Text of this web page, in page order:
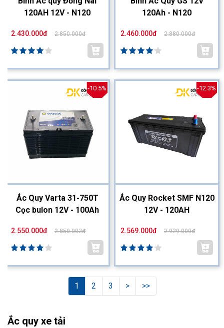
120AH 12V - N120
2.430.000đ 2.850.000đ
120Ah - N120
2.460.000đ 2.880.000đ
-10.5%
Ắc Quy Varta 31-750T
Cọc bulon 12V - 100Ah
2.550.000đ 2.850.002đ
-12.3%
Ắc Quy Rocket SMF N120
12V - 120AH
2.569.000đ 2.929.000đ
1 2 3 > >>
Ắc quy xe tải